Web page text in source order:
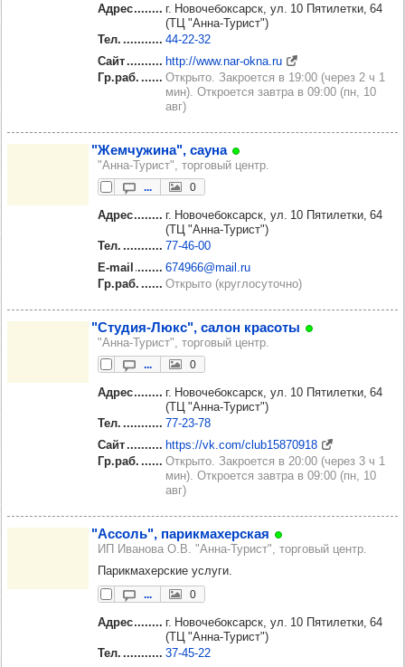
Адрес
г. Новочебоксарск, ул. 10 Пятилетки, 64
(ТЦ "Анна-Турист")
Тел.
44‑22‑32
Сайт
http://www.nar-okna.ru
Гр.раб.
Открыто. Закроется в 19:00 (через 2 ч 1
мин). Откроется завтра в 09:00 (пн, 10
авг)
"Жем­чу­жина", сауна
"Анна-Турист", торговый центр.
... 0
Адрес
г. Новочебоксарск, ул. 10 Пятилетки, 64
(ТЦ "Анна-Турист")
Тел.
77‑46‑00
E-mail
674966@mail.ru
Гр.раб.
Открыто (круглосуточно)
"Сту­дия-Люкс", салон кра­соты
"Анна-Турист", торговый центр.
... 0
Адрес
г. Новочебоксарск, ул. 10 Пятилетки, 64
(ТЦ "Анна-Турист")
Тел.
77‑23‑78
Сайт
https://vk.com/club15870918
Гр.раб.
Открыто. Закроется в 20:00 (через 3 ч 1
мин). Откроется завтра в 09:00 (пн, 10
авг)
"Ассоль", парик­ма­хер­ская
ИП Иванова О.В. "Анна-Турист", торговый центр.
Парикмахерские услуги.
... 0
Адрес
г. Новочебоксарск, ул. 10 Пятилетки, 64
(ТЦ "Анна-Турист")
Тел.
37‑45‑22